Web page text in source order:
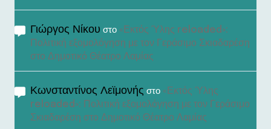
Γιώργος Νίκου στο «Εκτός Ύλης reloaded»:
Πολιτική εξομολόγηση με τον Γεράσιμο Σκιαδαρέση
στο Δημοτικό Θέατρο Λαμίας
Κωνσταντίνος Λεϊμονής στο «Εκτός Ύλης
reloaded»: Πολιτική εξομολόγηση με τον Γεράσιμο
Σκιαδαρέση στο Δημοτικό Θέατρο Λαμίας